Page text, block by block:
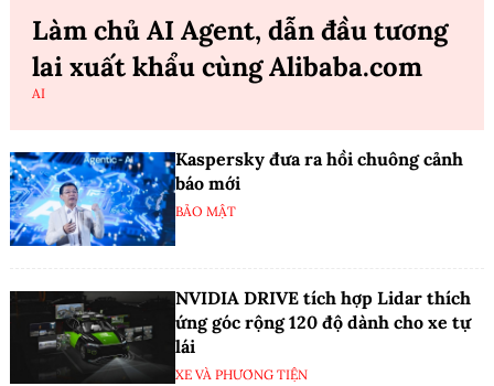
Làm chủ AI Agent, dẫn đầu tương
lai xuất khẩu cùng Alibaba.com
AI
Kaspersky đưa ra hồi chuông cảnh
báo mới
BẢO MẬT
NVIDIA DRIVE tích hợp Lidar thích
ứng góc rộng 120 độ dành cho xe tự
lái
XE VÀ PHƯƠNG TIỆN